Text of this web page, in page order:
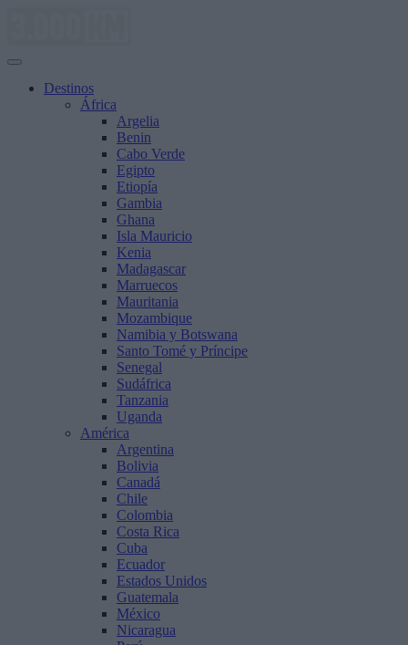
Destinos
África
Argelia
Benin
Cabo Verde
Egipto
Etiopía
Gambia
Ghana
Isla Mauricio
Kenia
Madagascar
Marruecos
Mauritania
Mozambique
Namibia y Botswana
Santo Tomé y Príncipe
Senegal
Sudáfrica
Tanzania
Uganda
América
Argentina
Bolivia
Canadá
Chile
Colombia
Costa Rica
Cuba
Ecuador
Estados Unidos
Guatemala
México
Nicaragua